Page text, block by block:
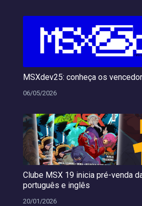
MSXdev25: conheça os
06/05/2026
Clube MSX 19 inicia pré-venda
português e inglês
20/01/2026